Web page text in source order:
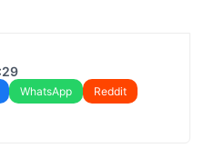
WhatsApp
Reddit